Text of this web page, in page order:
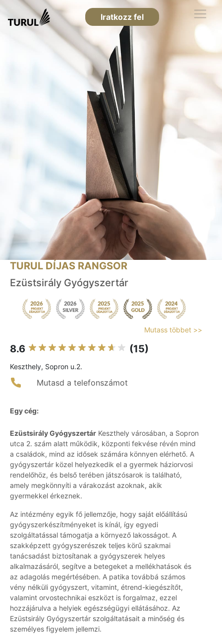
Iratkozz fel
TURUL DÍJAS RANGSOR
Ezüstsirály Gyógyszertár
Mutass többet >>
8.6 (15)
Keszthely, Sopron u.2.
Mutasd a telefonszámot
Egy cég:
Ezüstsirály Gyógyszertár Keszthely városában, a Sopron
utca 2. szám alatt működik, központi fekvése révén mind
a családok, mind az idősek számára könnyen elérhető. A
gyógyszertár közel helyezkedik el a gyermek háziorvosi
rendelőhöz, és belső terében játszósarok is található,
amely megkönnyíti a várakozást azoknak, akik
gyermekkel érkeznek.
Az intézmény egyik fő jellemzője, hogy saját előállítású
gyógyszerkészítményeket is kínál, így egyedi
szolgáltatással támogatja a környező lakosságot. A
szakképzett gyógyszerészek teljes körű szakmai
tanácsadást biztosítanak a gyógyszerek helyes
alkalmazásáról, segítve a betegeket a mellékhatások és
az adagolás megértésében. A patika továbbá számos
vény nélküli gyógyszert, vitamint, étrend-kiegészítőt,
valamint orvostechnikai eszközt is forgalmaz, ezzel
hozzájárulva a helyiek egészségügyi ellátásához. Az
Ezüstsirály Gyógyszertár szolgáltatásait a minőség és
személyes figyelem jellemzi.